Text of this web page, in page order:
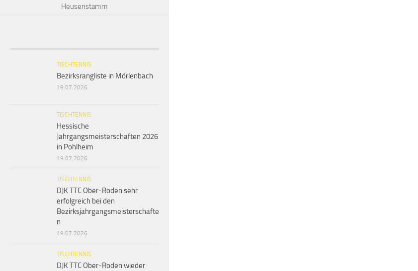
Heusenstamm
TISCHTENNIS
Bezirksrangliste in Mörlenbach
19.07.2026
TISCHTENNIS
Hessische
Jahrgangsmeisterschaften 2026
in Pohlheim
19.07.2026
TISCHTENNIS
DJK TTC Ober-Roden sehr
erfolgreich bei den
Bezirksjahrgangsmeisterschafte
n
19.07.2026
TISCHTENNIS
DJK TTC Ober-Roden wieder